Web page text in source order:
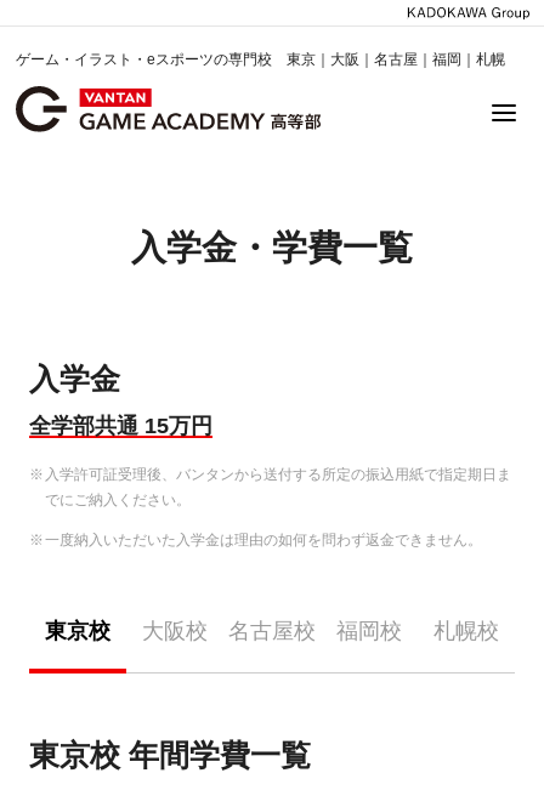
ゲーム・イラスト・eスポーツの専門校 東京｜大阪｜名古屋｜福岡｜札幌
入学金・学費一覧
入学金
全学部共通 15万円
入学許可証受理後、バンタンから送付する所定の振込用紙で指定期日ま
でにご納入ください。
一度納入いただいた入学金は理由の如何を問わず返金できません。
東京校 大阪校 名古屋校 福岡校 札幌校
東京校 年間学費一覧